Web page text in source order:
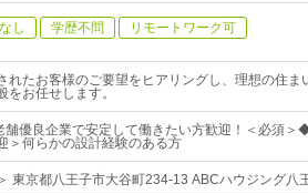
し 学歴不問 リモートワーク可
れたお客様のご要望をヒアリングし、理想の住ま
をお任せします。
舗優良企業で安定して働きたい方歓迎！＜必須
＞何らかの設計経験のある方
東京都八王子市大谷町234-13 ABCハウジング